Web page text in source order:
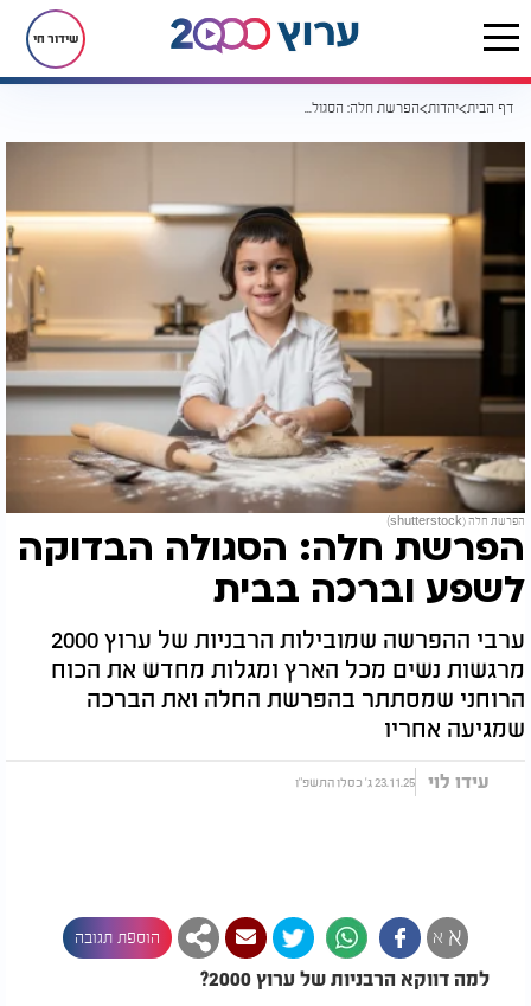
שידור חי
דף הבית יהדות הפרשת חלה: הסגולה הבדוקה לשפע וברכה בבית
הפרשת חלה (shutterstock)
הפרשת חלה: הסגולה הבדוקה
לשפע וברכה בבית
ערבי ההפרשה שמובילות הרבניות של ערוץ 2000
מרגשות נשים מכל הארץ ומגלות מחדש את הכוח
הרוחני שמסתתר בהפרשת החלה ואת הברכה
שמגיעה אחריו
עידו לוי 23.11.25 ג' כסלו התשפ"ו
א א הוספת תגובה
למה דווקא הרבניות של ערוץ 2000?